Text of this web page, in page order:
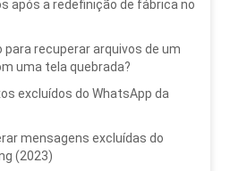
após a redefinição de fábrica no
para recuperar arquivos de um
uma tela quebrada?
excluídos do WhatsApp da
mensagens excluídas do
(2023)